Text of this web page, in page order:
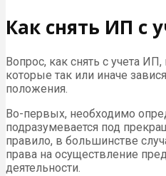
Как снять ИП с
Вопрос, как снять с учета
которые так или иначе
положения.
Во-первых, необходимо
подразумевается под
правило, в большинстве
права на осуществление
деятельности.